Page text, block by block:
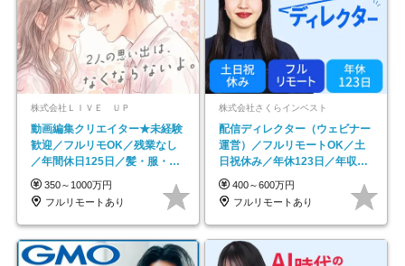
株式会社ＬＩＶＥ ＵＰ
動画編集クリエイター★未経験
歓迎／フルリモOK／残業なし
／年間休日125日／髪・服・ネ
イル自由／研修充実で安心
350～1000万円
フルリモートあり
株式会社さくらインベスト
配信ディレクター（ウェビナー
運営）／フルリモートOK／土
日祝休み／年休123日／年収
600万円可
400～600万円
フルリモートあり